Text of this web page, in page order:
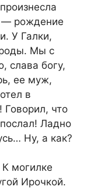
рождение
У Галки,
Мы с
слава богу,
ее муж,
в
что
Ладно
Ну, а как?
могилке
Ирочкой.